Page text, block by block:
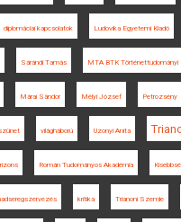
diplomáciai kapcsolatok Ludovika Egyetemi Kiadó
Sárándi Tamás MTA BTK
Márai Sándor Mélyi József Petrozsény
világháború Uzonyi Anita
Román Tudományos Akadémia
kritika Trianoni Szemle